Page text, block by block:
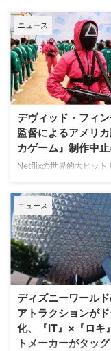
ニュース
デヴィッド・フィ
監督によるアメリ
カゲーム』制作中
Netflixの世界的大ヒット
ド・フィンチャー監督が
をとる予定だった英語版
フ『Heckler（仮題）』の
発が中止されたことが明
った。一時は同フランチ
の英語によるドラマシリ
て期待されていたが、動
を受け、プロジェクトは
ら姿を消すこととなった
ThePlaylistが報じている
ィッド・フィンチャーが
ニュース
ディズニーワール
アトラクションが
化、『IT』×『ロキ
トメーカーがタッグ